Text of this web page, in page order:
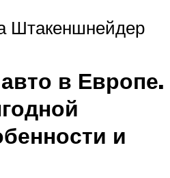
Штакеншнейдер
в Европе.
и